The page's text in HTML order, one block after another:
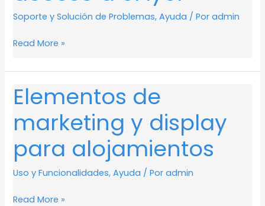
Soporte y Solución de Problemas,Ayuda / Poradmin
de
acceso
Read More »
Elementos de
marketing y display
para alojamientos
Uso y Funcionalidades,Ayuda / Poradmin
Elementos
de
marketing
display
para
alojamientos
Read More »